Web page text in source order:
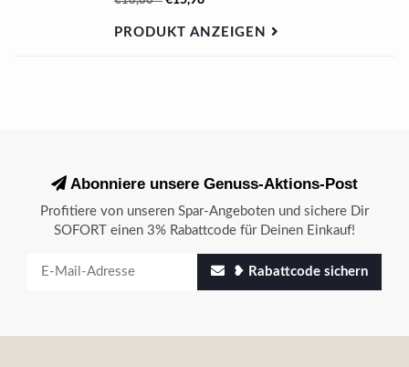
PRODUKT ANZEIGEN
Abonniere unsere Genuss-Aktions-Post
Profitiere von unseren Spar-Angeboten und sichere Dir
SOFORT einen 3% Rabattcode für Deinen Einkauf!
❥ Rabattcode sichern